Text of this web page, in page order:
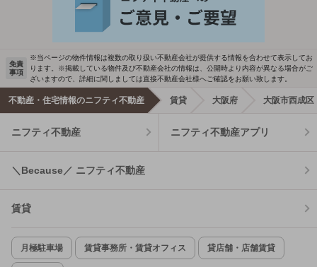
免責
事項
※当ページの物件情報は複数の取り扱い不動産会社が提供する情報を合わせて表示してお
ります。※掲載している物件及び不動産会社の情報は、公開時より内容が異なる場合がご
ざいますので、詳細に関しましては直接不動産会社様へご確認をお願い致します。
不動産・住宅情報のニフティ不動産 賃貸 大阪府 大阪市西成区
ニフティ不動産 ニフティ不動産アプリ
＼Because／ ニフティ不動産
賃貸
月極駐車場 賃貸事務所・賃貸オフィス 貸店舗・店舗賃貸